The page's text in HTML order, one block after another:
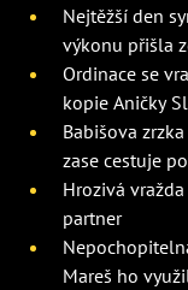
Nejtěžší den
výkonu přišla
Ordinace se
kopie Aničky
Babišova
zase cestuje
Hrozivá
partner
Mareš ho